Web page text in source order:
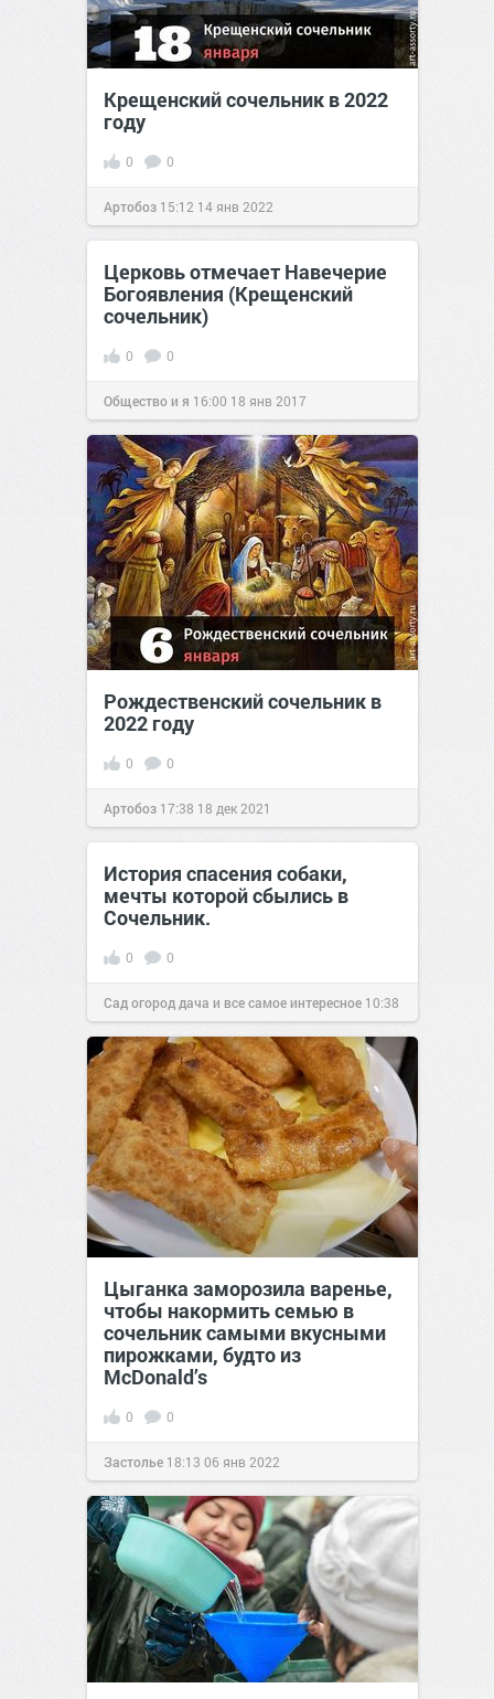
Крещенский сочельник в 2022
году
0 0
Артобоз 15:12 14 янв 2022
Церковь отмечает Навечерие
Богоявления (Крещенский
сочельник)
0 0
Общество и я 16:00 18 янв 2017
Рождественский сочельник в
2022 году
0 0
Артобоз 17:38 18 дек 2021
История спасения собаки,
мечты которой сбылись в
Сочельник.
0 0
Сад огород дача и все самое интересное 10:38
03 ноя 2016
Цыганка заморозила варенье,
чтобы накормить семью в
сочельник самыми вкусными
пирожками, будто из
McDonald’s
0 0
Застолье 18:13 06 янв 2022